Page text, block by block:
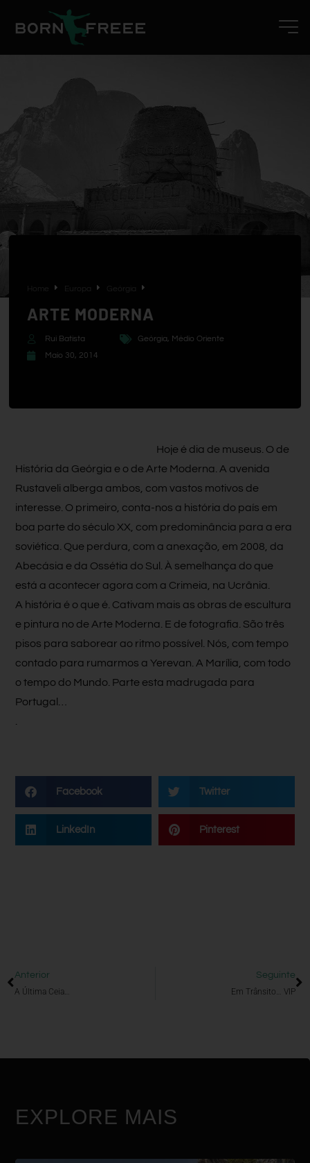
Europa
ARTE MODERNA
Rui Batista Geórgia, Médio Oriente
Maio 30, 2014
Hoje é dia de museus. O de
História da Geórgia e o de Arte Moderna. A avenida
Rustaveli alberga ambos, com vastos motivos de
interesse. O primeiro, conta-nos a história do país em
boa parte do século XX, com predominância para a era
soviética. Que perdura, com a anexação, em 2008, da
Abecásia e da Ossétia do Sul. À semelhança do que
está a acontecer agora com a Crimeia, na Ucrânia.
A história é o que é. Cativam mais as obras de escultura
e pintura no de Arte Moderna. E de fotografia. São três
pisos para saborear ao ritmo possível. Nós, com tempo
contado para rumarmos a Yerevan. A Marília, com todo
o tempo do Mundo. Parte esta madrugada para
Portugal…
Facebook Twitter
LinkedIn Pinterest
Anterior
A Última Ceia…
Seguinte
Em Trânsito… VIP
EXPLORE MAIS